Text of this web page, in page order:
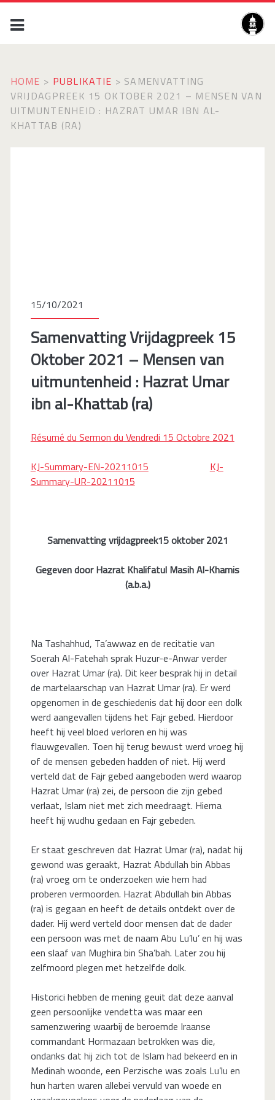
HOME > PUBLIKATIE > SAMENVATTING
VRIJDAGPREEK 15 OKTOBER 2021 – MENSEN VAN
UITMUNTENHEID : HAZRAT UMAR IBN AL-
KHATTAB (RA)
15/10/2021
Samenvatting Vrijdagpreek 15
Oktober 2021 – Mensen van
uitmuntenheid : Hazrat Umar
ibn al-Khattab (ra)
Résumé du Sermon du Vendredi 15 Octobre 2021
KJ-Summary-EN-20211015
KJ-
Summary-UR-20211015
Samenvatting vrijdagpreek15 oktober 2021
Gegeven door Hazrat Khalifatul Masih Al-Khamis
(a.b.a.)
Na Tashahhud, Ta’awwaz en de recitatie van
Soerah Al-Fatehah sprak Huzur-e-Anwar verder
over Hazrat Umar (ra). Dit keer besprak hij in detail
de martelaarschap van Hazrat Umar (ra). Er werd
opgenomen in de geschiedenis dat hij door een dolk
werd aangevallen tijdens het Fajr gebed. Hierdoor
heeft hij veel bloed verloren en hij was
flauwgevallen. Toen hij terug bewust werd vroeg hij
of de mensen gebeden hadden of niet. Hij werd
verteld dat de Fajr gebed aangeboden werd waarop
Hazrat Umar (ra) zei, de persoon die zijn gebed
verlaat, Islam niet met zich meedraagt. Hierna
heeft hij wudhu gedaan en Fajr gebeden.
Er staat geschreven dat Hazrat Umar (ra), nadat hij
gewond was geraakt, Hazrat Abdullah bin Abbas
(ra) vroeg om te onderzoeken wie hem had
proberen vermoorden. Hazrat Abdullah bin Abbas
(ra) is gegaan en heeft de details ontdekt over de
dader. Hij werd verteld door mensen dat de dader
een persoon was met de naam Abu Lu’lu’ en hij was
een slaaf van Mughira bin Sha’bah. Later zou hij
zelfmoord plegen met hetzelfde dolk.
Historici hebben de mening geuit dat deze aanval
geen persoonlijke vendetta was maar een
samenzwering waarbij de beroemde Iraanse
commandant Hormazaan betrokken was die,
ondanks dat hij zich tot de Islam had bekeerd en in
Medinah woonde, een Perzische was zoals Lu’lu en
hun harten waren allebei vervuld van woede en